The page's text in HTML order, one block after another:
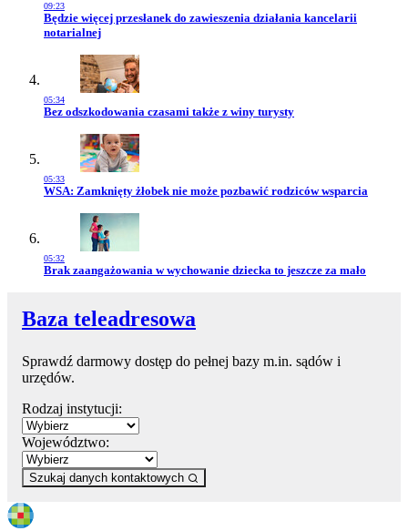
09:23
Przejdź do artykułu:
Będzie więcej przesłanek do zawieszenia działania kancelarii
notarialnej
05:34
Przejdź do artykułu:
Bez odszkodowania czasami także z winy turysty
05:33
Przejdź do artykułu:
WSA: Zamknięty żłobek nie może pozbawić rodziców wsparcia
05:32
Przejdź do artykułu:
Brak zaangażowania w wychowanie dziecka to jeszcze za mało
Baza teleadresowa
Sprawdź darmowy dostęp do pełnej bazy m.in. sądów i
urzędów.
Rodzaj instytucji:
Województwo:
Szukaj danych kontaktowych